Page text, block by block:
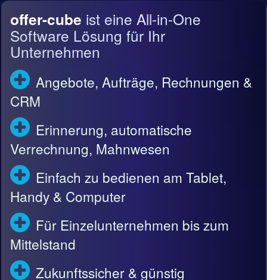
offer-cube ist eine All-in-One
Software Lösung für Ihr
Unternehmen
Angebote, Aufträge, Rechnungen &
CRM
Erinnerung, automatische
Verrechnung, Mahnwesen
Einfach zu bedienen am Tablet,
Handy & Computer
Für Einzelunternehmen bis zum
Mittelstand
Zukunftssicher & günstig